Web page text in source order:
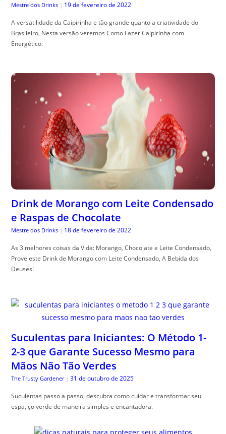
Mestre dos Drinks | 19 de fevereiro de 2022
A versatilidade da Caipirinha e tão grande quanto a criatividade do
Brasileiro, Nesta versão veremos Como Fazer Caipirinha com
Energético.
Drink de Morango com Leite Condensado
e Raspas de Chocolate
Mestre dos Drinks | 18 de fevereiro de 2022
As 3 melhores coisas da Vida: Morango, Chocolate e Leite Condensado,
Prove este Drink de Morango com Leite Condensado, A Bebida dos
Deuses!
Suculentas para Iniciantes: O Método 1-
2-3 que Garante Sucesso Mesmo para
Mãos Não Tão Verdes
The Trusty Gardener | 31 de outubro de 2025
Suculentas passo a passo, descubra como cuidar e transformar seu
espa, ço verde de maneira simples e encantadora.